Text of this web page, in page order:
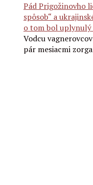
Pád Prigožinovho
spôsob“ a
o tom bol
Vodcu
pár mesiacmi